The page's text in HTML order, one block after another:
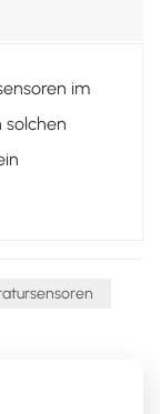
im
solchen